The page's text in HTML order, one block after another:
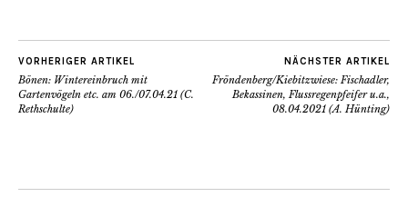
VORHERIGER ARTIKEL
Bönen: Wintereinbruch mit
Gartenvögeln etc. am 06./07.04.21 (C.
Rethschulte)
NÄCHSTER ARTIKEL
Fröndenberg/Kiebitzwiese: Fischadler,
Bekassinen, Flussregenpfeifer u.a.,
08.04.2021 (A. Hünting)